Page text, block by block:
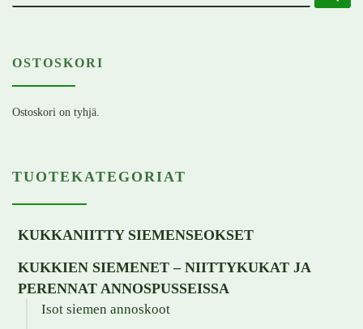
OSTOSKORI
Ostoskori on tyhjä.
TUOTEKATEGORIAT
KUKKANIITTY SIEMENSEOKSET
KUKKIEN SIEMENET – NIITTYKUKAT JA
PERENNAT ANNOSPUSSEISSA
Isot siemen annoskoot